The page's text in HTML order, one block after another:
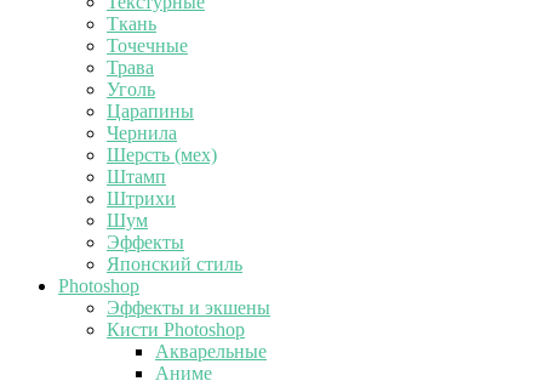
Ткань
Точечные
Трава
Уголь
Царапины
Чернила
Шерсть (мех)
Штамп
Штрихи
Шум
Эффекты
Японский стиль
Photoshop
Эффекты и экшены
Кисти Photoshop
Акварельные
Аниме